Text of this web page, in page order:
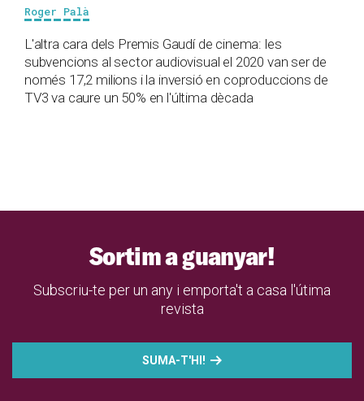
Roger Palà
L'altra cara dels Premis Gaudí de cinema: les
subvencions al sector audiovisual el 2020 van ser de
només 17,2 milions i la inversió en coproduccions de
TV3 va caure un 50% en l'última dècada
Sortim a guanyar!
Subscriu-te per un any i emporta't a casa l'útima
revista
SUMA-T'HI!